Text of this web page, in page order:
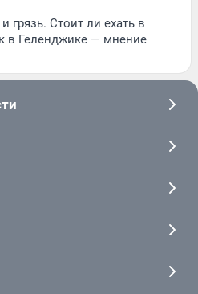
грязь. Стоит ли ехать в
в Геленджике — мнение